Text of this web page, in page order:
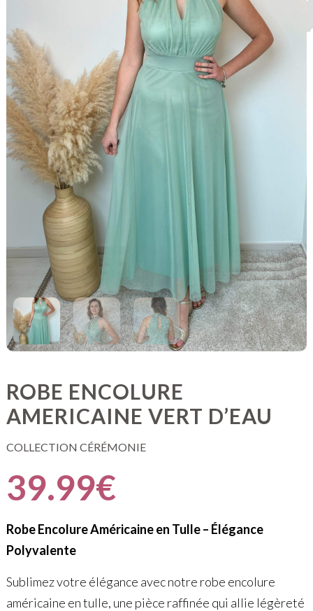
ROBE ENCOLURE
AMERICAINE VERT D’EAU
COLLECTION CÉRÉMONIE
39.99€
Robe Encolure Américaine en Tulle – Élégance
Polyvalente
Sublimez votre élégance avec notre robe encolure
américaine en tulle, une pièce raffinée qui allie légèreté